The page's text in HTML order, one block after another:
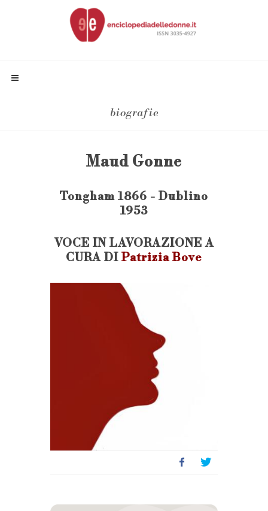
biografie
Maud Gonne
Tongham 1866 - Dublino
1953
VOCE IN LAVORAZIONE A
CURA DI Patrizia Bove